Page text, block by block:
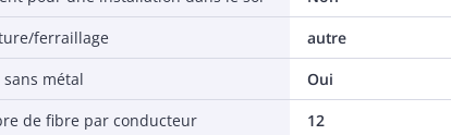
ferraillage
autre
sans métal
Oui
de fibre par conducteur
12